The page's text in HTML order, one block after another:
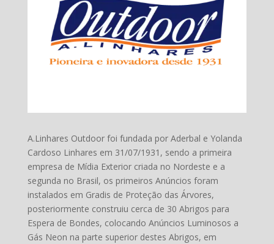
A.Linhares Outdoor foi fundada por Aderbal e Yolanda
Cardoso Linhares em 31/07/1931, sendo a primeira
empresa de Mídia Exterior criada no Nordeste e a
segunda no Brasil, os primeiros Anúncios foram
instalados em Gradis de Proteção das Árvores,
posteriormente construiu cerca de 30 Abrigos para
Espera de Bondes, colocando Anúncios Luminosos a
Gás Neon na parte superior destes Abrigos, em